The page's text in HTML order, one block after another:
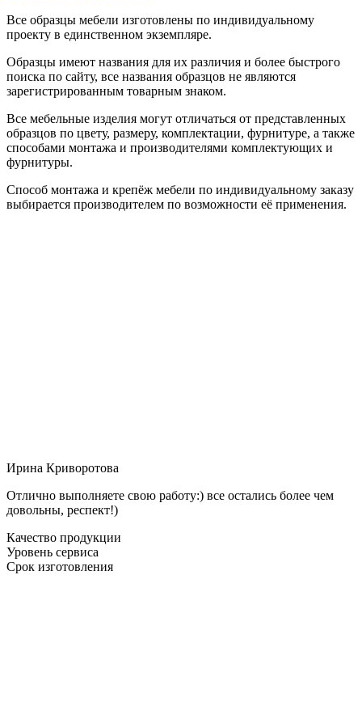
Все образцы мебели изготовлены по индивидуальному
проекту в единственном экземпляре.
Образцы имеют названия для их различия и более быстрого
поиска по сайту, все названия образцов не являются
зарегистрированным товарным знаком.
Все мебельные изделия могут отличаться от представленных
образцов по цвету, размеру, комплектации, фурнитуре, а также
способами монтажа и производителями комплектующих и
фурнитуры.
Способ монтажа и крепёж мебели по индивидуальному заказу
выбирается производителем по возможности её применения.
Ирина Криворотова
Отлично выполняете свою работу:) все остались более чем
довольны, респект!)
Качество продукции
Уровень сервиса
Срок изготовления